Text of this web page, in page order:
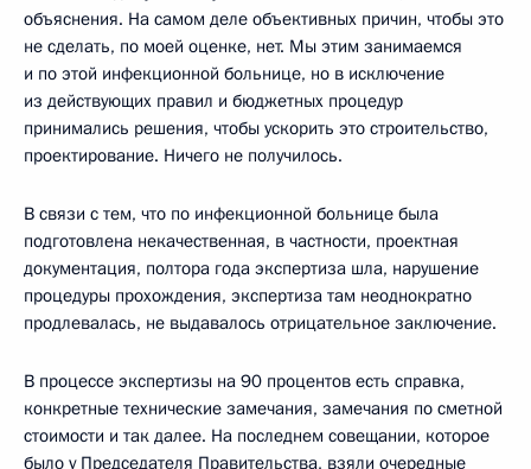
объяснения. На самом деле объективных причин, чтобы это
не сделать, по моей оценке, нет. Мы этим занимаемся
и по этой инфекционной больнице, но в исключение
из действующих правил и бюджетных процедур
принимались решения, чтобы ускорить это строительство,
проектирование. Ничего не получилось.
В связи с тем, что по инфекционной больнице была
подготовлена некачественная, в частности, проектная
документация, полтора года экспертиза шла, нарушение
процедуры прохождения, экспертиза там неоднократно
продлевалась, не выдавалось отрицательное заключение.
В процессе экспертизы на 90 процентов есть справка,
конкретные технические замечания, замечания по сметной
стоимости и так далее. На последнем совещании, которое
было у Председателя Правительства, взяли очередные